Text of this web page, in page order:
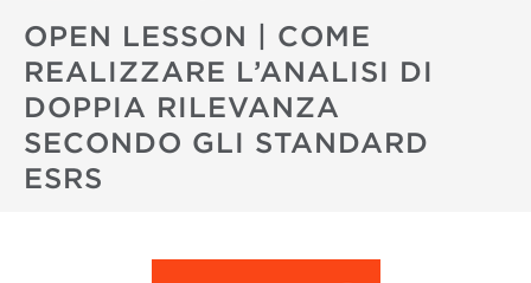
OPEN LESSON | COME
REALIZZARE L’ANALISI DI
DOPPIA RILEVANZA
SECONDO GLI STANDARD
ESRS